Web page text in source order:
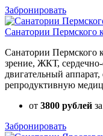
Забронировать
Санатории Пермского
Санатории Пермского
зрение, ЖКТ,
двигательный
репродуктивную
от 3800 рублей
Забронировать